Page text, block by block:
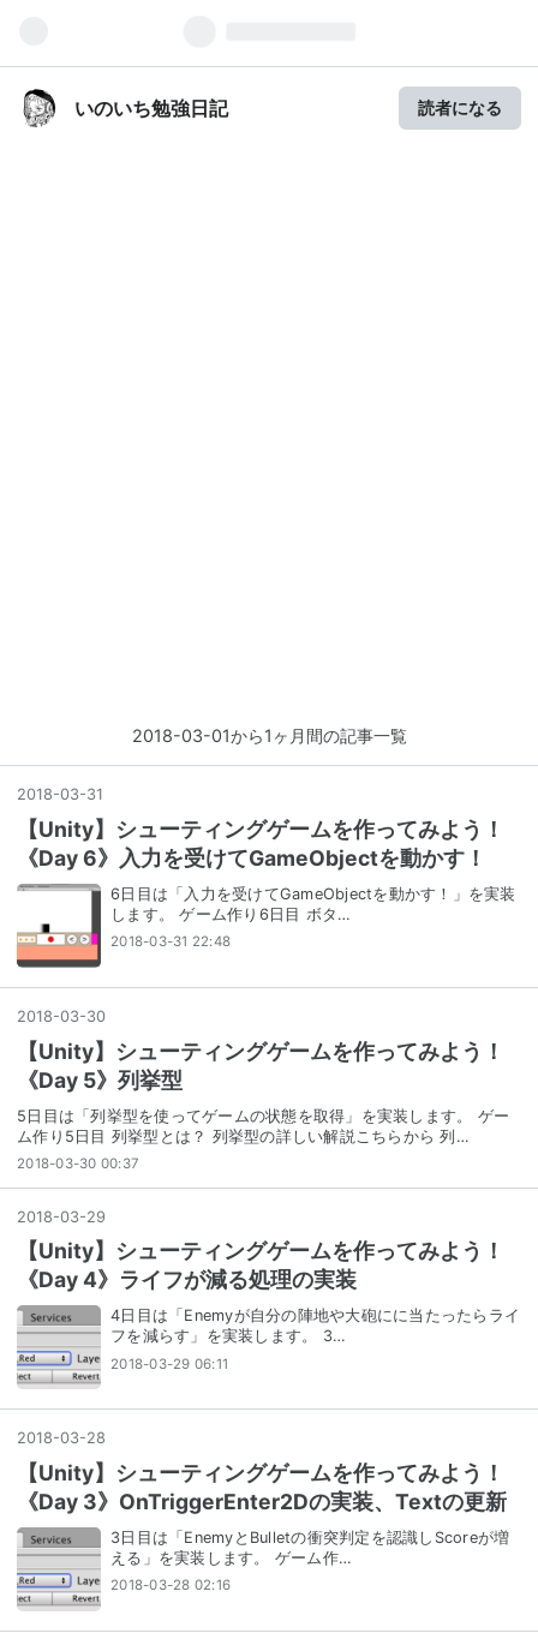
いのいち勉強日記 読者になる
2018-03-01から1ヶ月間の記事一覧
2018-03-31
【Unity】シューティングゲームを作ってみよう！
《Day 6》入力を受けてGameObjectを動かす！
6日目は「入力を受けてGameObjectを動かす！」を実装
します。 ゲーム作り6日目 ボタ…
2018-03-31 22:48
2018-03-30
【Unity】シューティングゲームを作ってみよう！
《Day 5》列挙型
5日目は「列挙型を使ってゲームの状態を取得」を実装します。 ゲー
ム作り5日目 列挙型とは？ 列挙型の詳しい解説こちらから 列…
2018-03-30 00:37
2018-03-29
【Unity】シューティングゲームを作ってみよう！
《Day 4》ライフが減る処理の実装
4日目は「Enemyが自分の陣地や大砲にに当たったらライ
フを減らす」を実装します。 3…
2018-03-29 06:11
2018-03-28
【Unity】シューティングゲームを作ってみよう！
《Day 3》OnTriggerEnter2Dの実装、Textの更新
3日目は「EnemyとBulletの衝突判定を認識しScoreが増
える」を実装します。 ゲーム作…
2018-03-28 02:16